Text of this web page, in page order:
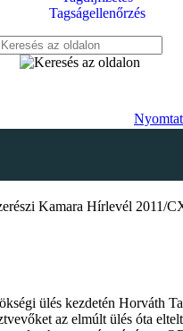
Tagságellenőrzés
Kamara Hírlevél 2011/
ülés kezdetén Horváth
az elmúlt ülés óta